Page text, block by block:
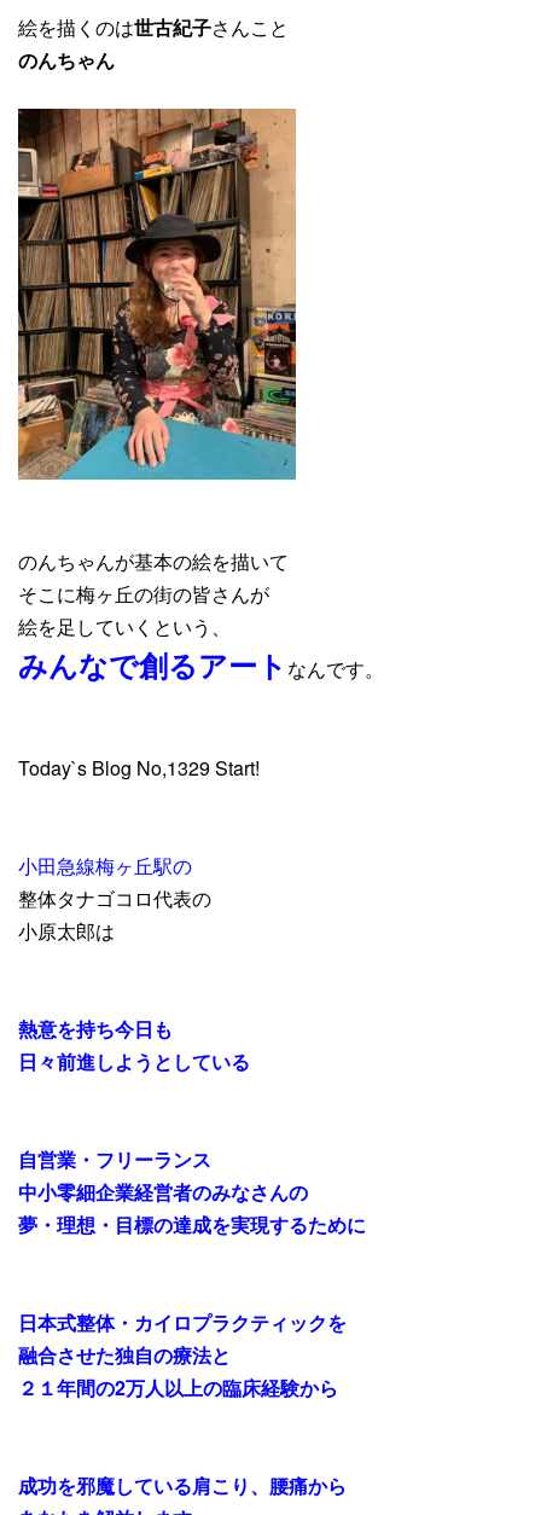
絵を描くのは世古紀子さんこと
のんちゃん
のんちゃんが基本の絵を描いて
そこに梅ヶ丘の街の皆さんが
絵を足していくという、
みんなで創るアート なんです。
Today`s Blog No,1329 Start!
小田急線梅ヶ丘駅の
整体タナゴコロ代表の
小原太郎は
熱意を持ち今日も
日々前進しようとしている
自営業・フリーランス
中小零細企業経営者のみなさんの
夢・理想・目標の達成を実現するために
日本式整体・カイロプラクティックを
融合させた独自の療法と
２１年間の2万人以上の臨床経験から
成功を邪魔している肩こり、腰痛から